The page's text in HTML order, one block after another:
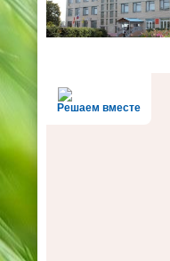
Решаем вместе